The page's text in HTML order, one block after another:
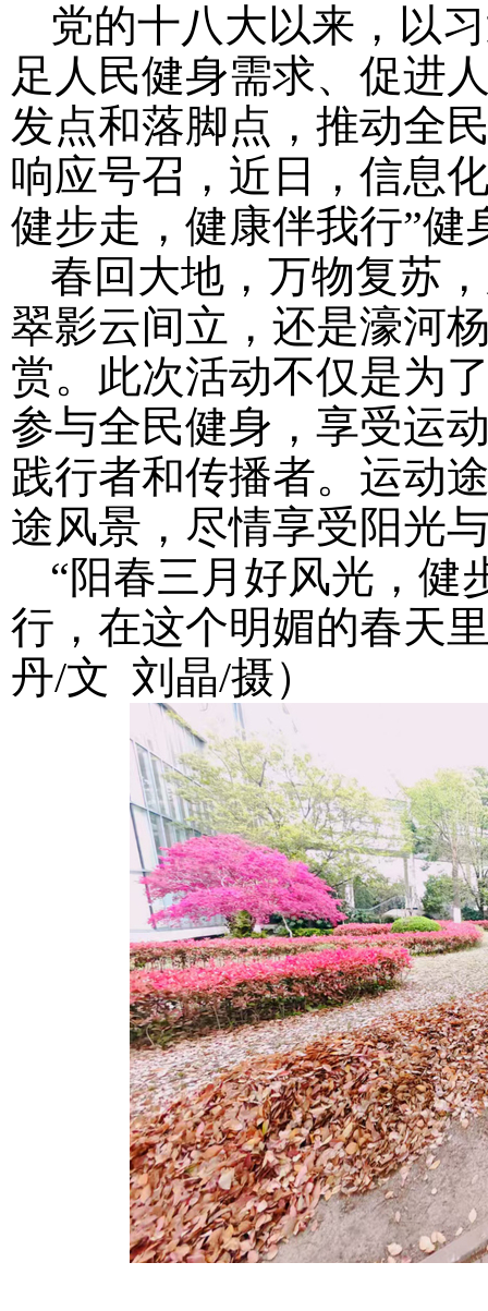
党的十八大以来，以
足人民健身需求、促进
发点和落脚点，推动全
响应号召，近日，信息
健步走，健康伴我行”健
春回大地，万物复苏
翠影云间立，还是濠河
赏。此次活动不仅是为
参与全民健身，享受运
践行者和传播者。运动
途风景，尽情享受阳光
“阳春三月好风光，健
行，在这个明媚的春天
丹/文 刘晶/摄）